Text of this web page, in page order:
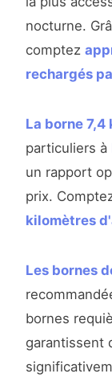
nocturne.
comptez
rechargés
La borne 7,4
particuliers à
un rapport
prix.
kilomètres
Les bornes
bornes
garantissent